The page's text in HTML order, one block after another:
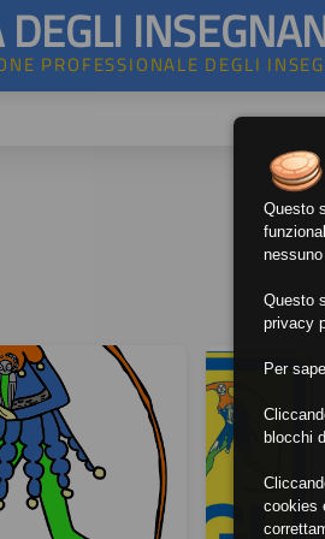
DEGLI
PROFESSIONALE DEGLI
Questo
Questo
privacy
Per
blocchi
cookies